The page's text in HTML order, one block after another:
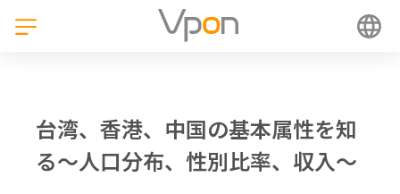
台湾、香港、中国の基本属性を知
る〜人口分布、性別比率、収入〜